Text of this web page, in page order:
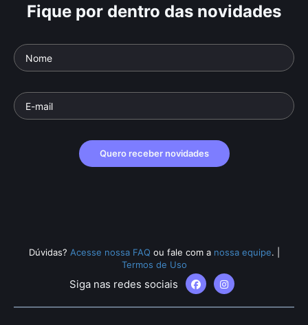
Fique por dentro das novidades
Quero receber novidades
Dúvidas? Acesse nossa FAQ ou fale com a nossa equipe.
Termos de Uso
Siga nas redes sociais